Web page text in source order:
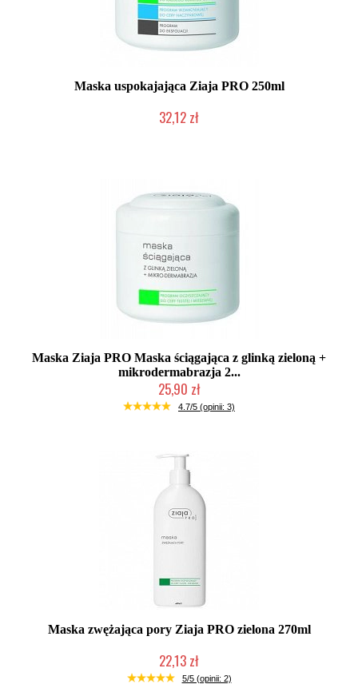
Maska uspokajająca Ziaja PRO 250ml
32,12 zł
Maska Ziaja PRO Maska ściągająca z glinką zieloną +
mikrodermabrazja 2...
25,90 zł
Produkt wycofany
4.7/5 (opinii: 3)
Maska zwężająca pory Ziaja PRO zielona 270ml
22,13 zł
Produkt wycofany
5/5 (opinii: 2)